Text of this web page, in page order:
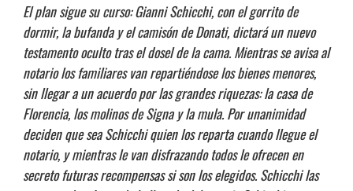
El plan sigue su curso: Gianni Schicchi, con el gorrito de
dormir, la bufanda y el camisón de Donati, dictará un nuevo
testamento oculto tras el dosel de la cama. Mientras se avisa al
notario los familiares van repartiéndose los bienes menores,
sin llegar a un acuerdo por las grandes riquezas: la casa de
Florencia, los molinos de Signa y la mula. Por unanimidad
deciden que sea Schicchi quien los reparta cuando llegue el
notario, y mientras le van disfrazando todos le ofrecen en
secreto futuras recompensas si son los elegidos. Schicchi las